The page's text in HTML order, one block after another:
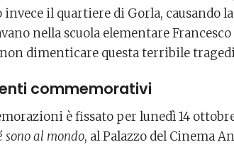
il quartiere di Gorla, causando
nella scuola elementare
dimenticare questa terribile
commemorativi
è fissato per lunedì 14
sono al mondo, al Palazzo del Cinema